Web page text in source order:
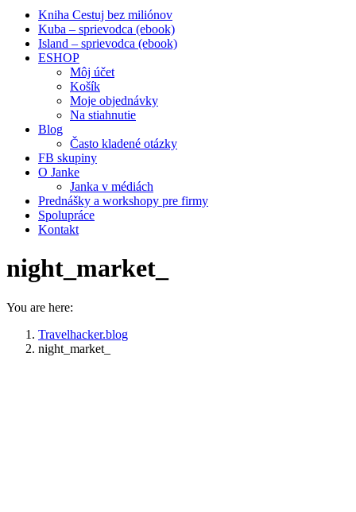
Kniha Cestuj bez miliónov
Kuba – sprievodca (ebook)
Island – sprievodca (ebook)
ESHOP
Môj účet
Košík
Moje objednávky
Na stiahnutie
Blog
Často kladené otázky
FB skupiny
O Janke
Janka v médiách
Prednášky a workshopy pre firmy
Spolupráce
Kontakt
night_market_
You are here:
Travelhacker.blog
night_market_